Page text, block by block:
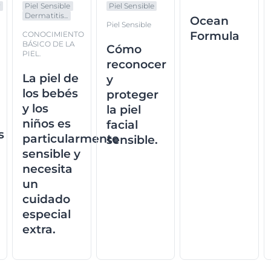
Piel Sensible
Dermatitis...
CONOCIMIENTO
BÁSICO DE LA
PIEL.
La piel de
los bebés
y los
niños es
particularmente
sensible y
necesita
un
cuidado
especial
extra.
Piel Sensible
Piel Sensible
Cómo
reconocer
y
proteger
la piel
facial
sensible.
Ocean
Formula